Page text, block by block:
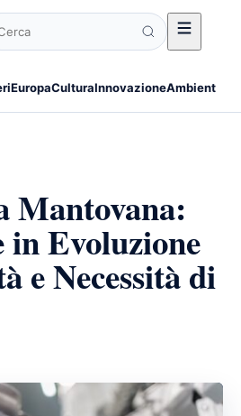
EuropaCulturaInnovazioneAmbiente
Mantovana:
in Evoluzione
e Necessità di